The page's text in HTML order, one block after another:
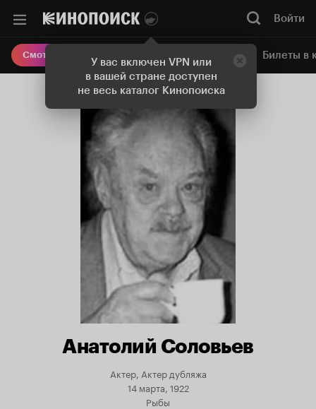
У вас включен VPN или
в вашей стране доступен
не весь каталог Кинопоиска
Войти
Смотреть кино Онлайн-кинотеатр Билеты в
Анатолий Соловьев
Актер, Актер дубляжа
14 марта, 1922
Рыбы